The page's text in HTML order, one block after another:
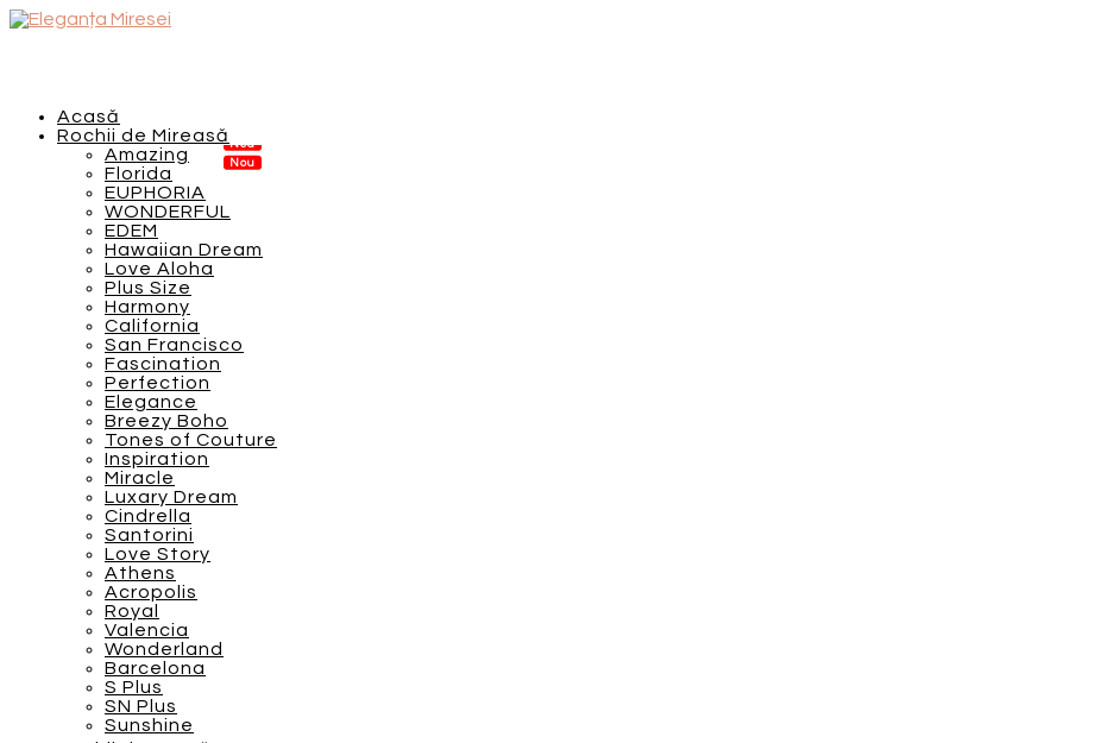
Acasă
Rochii de Mireasă
Amazing
Florida
EUPHORIA
WONDERFUL
EDEM
Hawaiian Dream
Love Aloha
Plus Size
Harmony
California
San Francisco
Fascination
Perfection
Elegance
Breezy Boho
Tones of Couture
Inspiration
Miracle
Luxary Dream
Cindrella
Santorini
Love Story
Athens
Acropolis
Royal
Valencia
Wonderland
Barcelona
S Plus
SN Plus
Sunshine